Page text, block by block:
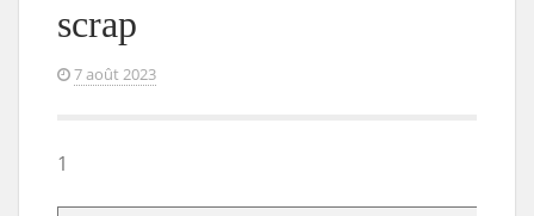
scrap
7 août 2023
1